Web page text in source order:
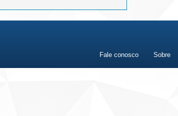
Fale conosco Sobre